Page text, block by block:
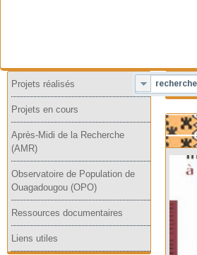
Projets réalisés
Projets en cours
Après-Midi de la Recherche
(AMR)
Observatoire de Population de
Ouagadougou (OPO)
Ressources documentaires
Liens utiles